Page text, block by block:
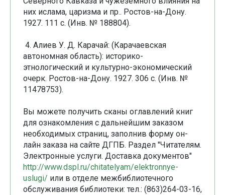
них ислама, царизма и пр.. Ростов-на-Дону.
1927. 111 с. (Инв. № 188804).
4. Алиев У. Д. Карачай: (Карачаевская
автономная область): историко-
этнологический и культурно-экономический
очерк. Ростов-на-Дону. 1927. 306 с. (Инв. №
11478753).
Вы можете получить сканы оглавлений книг
для ознакомления с дальнейшим заказом
необходимых страниц, заполнив форму он-
лайн заказа на сайте ДГПБ. Раздел "Читателям.
Электронные услуги. Доставка документов"
http://www.dspl.ru/chitatelyam/elektronnye-
uslugi/ или в отделе межбиблиотечного
обслуживания библиотеки: тел.: (863)264-03-16,